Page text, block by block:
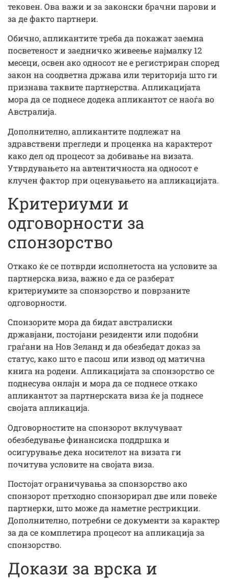
тековен. Ова важи и за законски брачни парови и
за де факто партнери.
Обично, апликантите треба да покажат заемна
посветеност и заедничко живеење најмалку 12
месеци, освен ако односот не е регистриран според
закон на соодветна држава или територија што ги
признава таквите партнерства. Апликацијата
мора да се поднесе додека апликантот се наоѓа во
Австралија.
Дополнително, апликантите подлежат на
здравствени прегледи и проценка на карактерот
како дел од процесот за добивање на визата.
Утврдувањето на автентичноста на односот е
клучен фактор при оценувањето на апликацијата.
Критериуми и
одговорности за
спонзорство
Откако ќе се потврди исполнетоста на условите за
партнерска виза, важно е да се разберат
критериумите за спонзорство и поврзаните
одговорности.
Спонзорите мора да бидат австралиски
државјани, постојани резиденти или подобни
граѓани на Нов Зеланд и да обезбедат доказ за
статус, како што е пасош или извод од матична
книга на родени. Апликацијата за спонзорство се
поднесува онлајн и мора да се поднесе откако
апликантот за партнерската виза ќе ја поднесе
својата апликација.
Одговорностите на спонзорот вклучуваат
обезбедување финансиска поддршка и
осигурување дека носителот на визата ги
почитува условите на својата виза.
Постојат ограничувања за спонзорство ако
спонзорот претходно спонзорирал две или повеќе
партнерки, што може да наметне рестрикции.
Дополнително, потребни се документи за карактер
за да се комплетира процесот на апликација за
спонзорство.
Докази за врска и